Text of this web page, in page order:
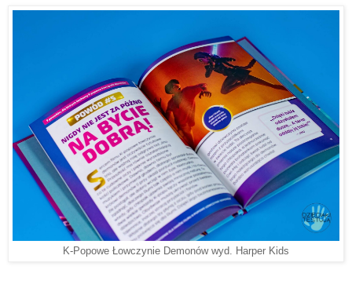
K-Popowe Łowczynie Demonów wyd. Harper Kids